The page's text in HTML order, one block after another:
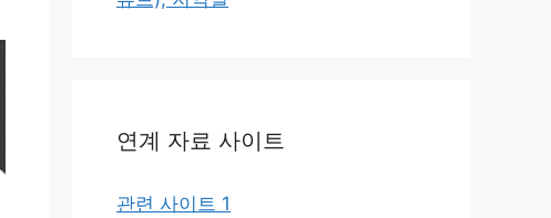
연계 자료 사이트
관련 사이트 1